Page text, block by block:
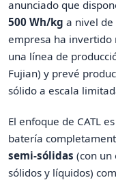
anunciado que
500 Wh/kg a nivel de
empresa ha invertido
una línea de
Fujian) y prevé
sólido a escala
El enfoque de CATL
batería
semi-sólidas (con un
sólidos y líquidos)